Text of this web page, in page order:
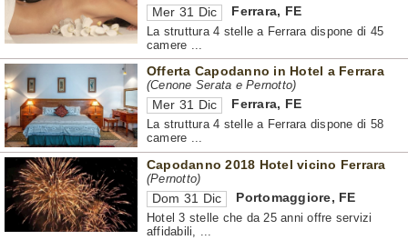
Mer 31 Dic Ferrara, FE
La struttura 4 stelle a Ferrara dispone di 45
camere ...
Offerta Capodanno in Hotel a Ferrara
(Cenone Serata e Pernotto)
Mer 31 Dic Ferrara, FE
La struttura 4 stelle a Ferrara dispone di 58
camere ...
Capodanno 2018 Hotel vicino Ferrara
(Pernotto)
Dom 31 Dic Portomaggiore, FE
Hotel 3 stelle che da 25 anni offre servizi
affidabili, ...